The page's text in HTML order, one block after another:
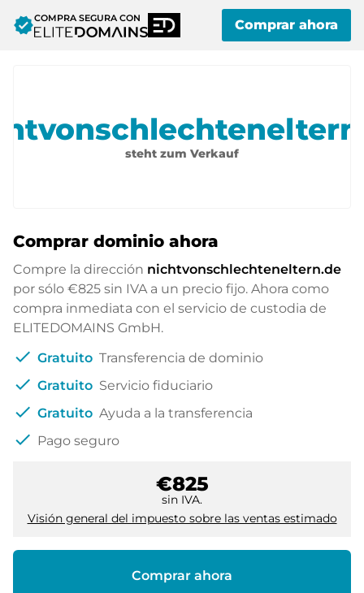
verifiedCOMPRA SEGURA CON Comprar ahora
steht zum Verkauf
Comprar dominio ahora
Compre la dirección nichtvonschlechteneltern.de
por sólo €825 sin IVA a un precio fijo. Ahora como
compra inmediata con el servicio de custodia de
ELITEDOMAINS GmbH.
check Gratuito Transferencia de dominio
check Gratuito Servicio fiduciario
check Gratuito Ayuda a la transferencia
check Pago seguro
€825
sin IVA.
Visión general del impuesto sobre las ventas estimado
Comprar ahora